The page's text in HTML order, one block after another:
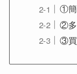
①簡
②多
③買